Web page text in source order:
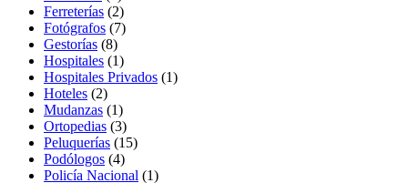
Ferreterías (2)
Fotógrafos (7)
Gestorías (8)
Hospitales (1)
Hospitales Privados (1)
Hoteles (2)
Mudanzas (1)
Ortopedias (3)
Peluquerías (15)
Podólogos (4)
Policía Nacional (1)